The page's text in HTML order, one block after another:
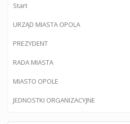
Start
URZĄD MIASTA OPOLA
PREZYDENT
RADA MIASTA
MIASTO OPOLE
JEDNOSTKI ORGANIZACYJNE